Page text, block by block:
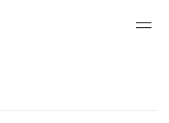
drag_handle